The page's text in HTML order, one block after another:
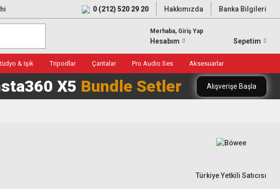
0 (212) 520 29 20 Hakkımızda Banka Bilgileri
Merhaba, Giriş Yap
Hesabım Sepetim
& Işık Tripodlar Çantalar Pro Audio Ses Aksesuarlar
X5 Bundle Setler Alışverişe Başla
Türkiye Yetkili Satıcısı